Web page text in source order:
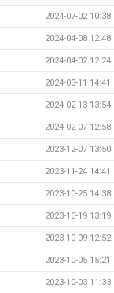
2024-07-02 10:38
2024-04-08 12:48
2024-04-02 12:24
2024-03-11 14:41
2024-02-13 13:54
2024-02-07 12:58
2023-12-07 13:50
2023-11-24 14:41
2023-10-25 14:38
2023-10-19 13:19
2023-10-09 12:52
2023-10-05 15:21
2023-10-03 11:33